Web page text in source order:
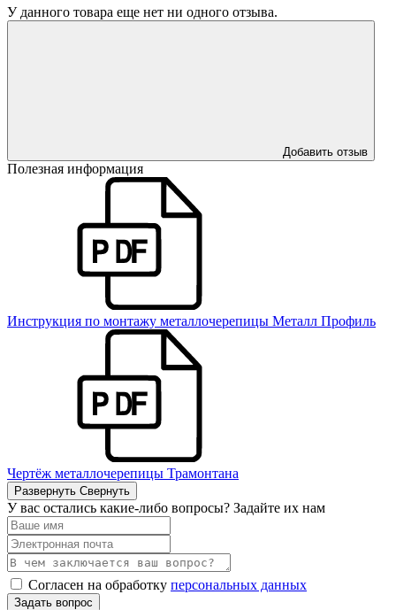
У данного товара еще нет ни одного отзыва.
Добавить отзыв
Полезная информация
Инструкция по монтажу металлочерепицы Металл Профиль
Чертёж металлочерепицы Трамонтана
Развернуть Свернуть
У вас остались какие-либо вопросы? Задайте их нам
Согласен на обработку персональных данных
Задать вопрос